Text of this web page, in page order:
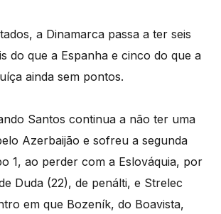
a Dinamarca passa a ter seis
do que a Espanha e cinco do que a
ainda sem pontos.
Santos continua a não ter uma
Azerbaijão e sofreu a segunda
1, ao perder com a Eslováquia, por
Duda (22), de penálti, e Strelec
em que Bozeník, do Boavista,